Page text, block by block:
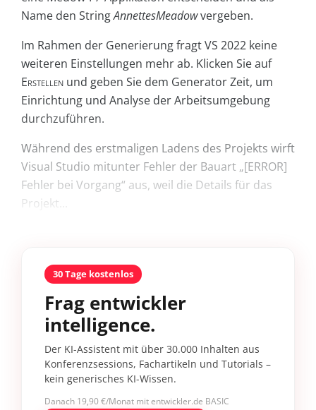
Name den StringAnnettesMeadowvergeben.
Im Rahmen der Generierung fragt VS 2022 keine
weiteren Einstellungen mehr ab. Klicken Sie auf
Erstellen und geben Sie dem Generator Zeit, um
Einrichtung und Analyse der Arbeitsumgebung
durchzuführen.
Während des erstmaligen Ladens des Projekts wirft
Visual Studio mitunter Fehler der Bauart „[ERROR]
Fehler bei Vorgang“ aus, weil die Details für das
Projekt...
30 Tage kostenlos
Frag entwickler
intelligence.
Der KI-Assistent mit über 30.000 Inhalten aus
Konferenzsessions, Fachartikeln und Tutorials –
kein generisches KI-Wissen.
Danach 19,90 €/Monat mit entwickler.de BASIC